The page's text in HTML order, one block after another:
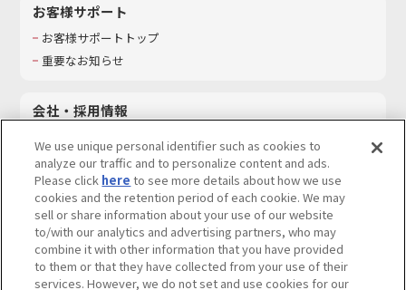
お客様サポート
お客様サポートトップ
重要なお知らせ
会社・採用情報
採用情報
サステナビリティ
お問い合わせ
ウェブサイトご利用条件 ソーシャルメディアポリシー
We use unique personal identifier such as cookies to
analyze our traffic and to personalize content and ads.
Please click here to see more details about how we use
cookies and the retention period of each cookie. We may
sell or share information about your use of our website
to/with our analytics and advertising partners, who may
combine it with other information that you have provided
to them or that they have collected from your use of their
services. However, we do not set and use cookies for our